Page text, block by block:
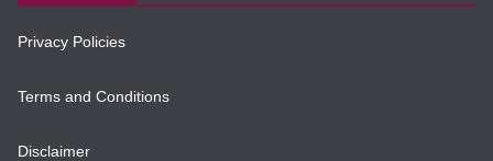
Privacy Policies
Terms and Conditions
Disclaimer